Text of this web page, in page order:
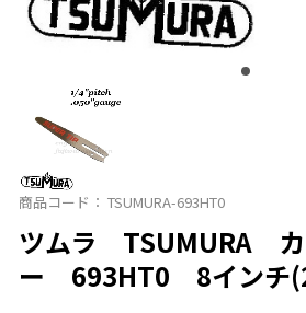
商品コード： TSUMURA-693HT0
ツムラ TSUMURA カ
ー 693HT0 8インチ